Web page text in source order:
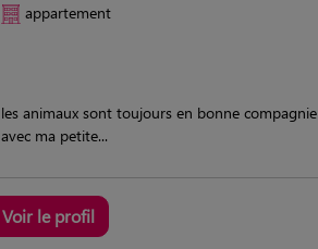
appartement
les animaux sont toujours en bonne compagnie
avec ma petite...
Voir le profil